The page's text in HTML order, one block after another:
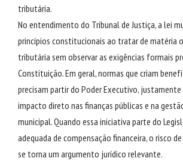
tributária.
No entendimento do Tribunal de Justiça, a lei
princípios constitucionais ao tratar de matéria
tributária sem observar as exigências formais
Constituição. Em geral, normas que criam
precisam partir do Poder Executivo,
impacto direto nas finanças públicas e na
municipal. Quando essa iniciativa parte do
adequada de compensação financeira, o risco
se torna um argumento jurídico relevante.